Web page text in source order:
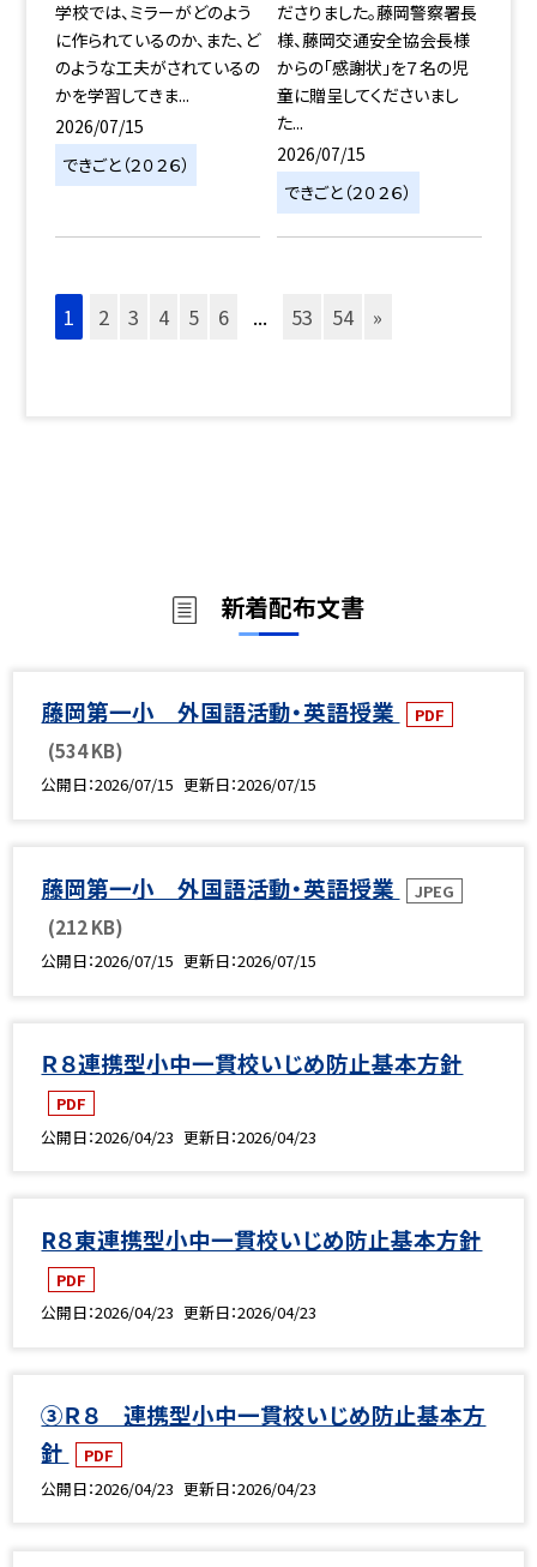
学校では、ミラーがどのよう
に作られているのか、また、ど
のような工夫がされているの
かを学習してきま...
2026/07/15
できごと（２０２６）
ださりました。藤岡警察署長
様、藤岡交通安全協会長様
からの「感謝状」を７名の児
童に贈呈してくださいまし
た...
2026/07/15
できごと（２０２６）
1 2 3 4 5 6 ... 53 54 »
新着配布文書
藤岡第一小 外国語活動・英語授業 PDF
(534 KB)
公開日 2026/07/15 更新日 2026/07/15
藤岡第一小 外国語活動・英語授業 JPEG
(212 KB)
公開日 2026/07/15 更新日 2026/07/15
Ｒ８連携型小中一貫校いじめ防止基本方針
PDF
公開日 2026/04/23 更新日 2026/04/23
R８東連携型小中一貫校いじめ防止基本方針
PDF
公開日 2026/04/23 更新日 2026/04/23
③Ｒ８ 連携型小中一貫校いじめ防止基本方
針
PDF
公開日 2026/04/23 更新日 2026/04/23